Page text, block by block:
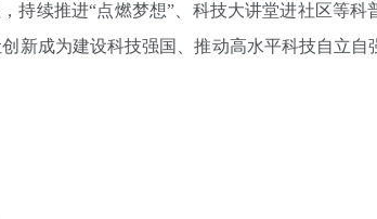
持续推进“点燃梦想”、科技大讲堂进社区等科
新成为建设科技强国、推动高水平科技自立自